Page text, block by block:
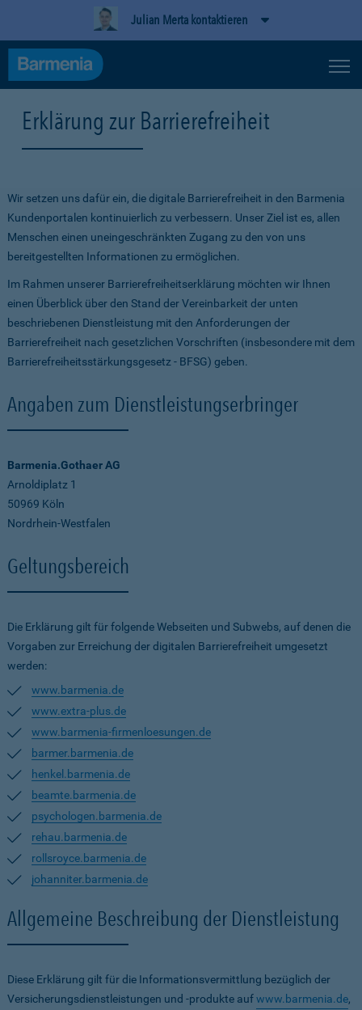
Julian Merta kontaktieren
Erklärung zur Barrierefreiheit
Wir setzen uns dafür ein, die digitale Barrierefreiheit in den Barmenia
Kundenportalen kontinuierlich zu verbessern. Unser Ziel ist es, allen
Menschen einen uneingeschränkten Zugang zu den von uns
bereitgestellten Informationen zu ermöglichen.
Im Rahmen unserer Barrierefreiheitserklärung möchten wir Ihnen
einen Überblick über den Stand der Vereinbarkeit der unten
beschriebenen Dienstleistung mit den Anforderungen der
Barrierefreiheit nach gesetzlichen Vorschriften (insbesondere mit dem
Barrierefreiheitsstärkungsgesetz - BFSG) geben.
Angaben zum Dienstleistungserbringer
Barmenia.Gothaer AG
Arnoldiplatz 1
50969 Köln
Nordrhein-Westfalen
Geltungsbereich
Die Erklärung gilt für folgende Webseiten und Subwebs, auf denen die
Vorgaben zur Erreichung der digitalen Barrierefreiheit umgesetzt
werden:
www.barmenia.de
www.extra-plus.de
www.barmenia-firmenloesungen.de
barmer.barmenia.de
henkel.barmenia.de
beamte.barmenia.de
psychologen.barmenia.de
rehau.barmenia.de
rollsroyce.barmenia.de
johanniter.barmenia.de
Allgemeine Beschreibung der Dienstleistung
Diese Erklärung gilt für die Informationsvermittlung bezüglich der
Versicherungsdienstleistungen und -produkte aufwww.barmenia.de,